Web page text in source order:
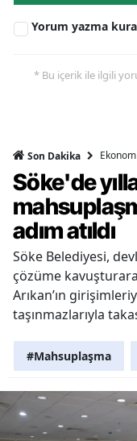
Yorum yazma
* Bu içerik ile ilgili
Son Dakika Ekonomi
Söke'de
adım atıldı
Söke Belediyesi,
çözüme
Arıkan’ın
taşınmazlarıyla
#Mahsuplaşma